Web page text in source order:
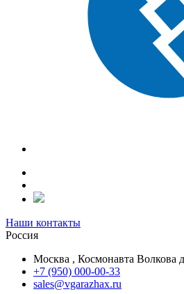
Наши контакты
Россия
Москва , Космонавта Волкова
+7 (950) 000-00-33
sales@vgarazhax.ru